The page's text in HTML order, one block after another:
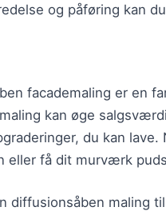
og påføring kan
facademaling er en
kan øge
du kan
eller få dit murværk
diffusionsåben maling